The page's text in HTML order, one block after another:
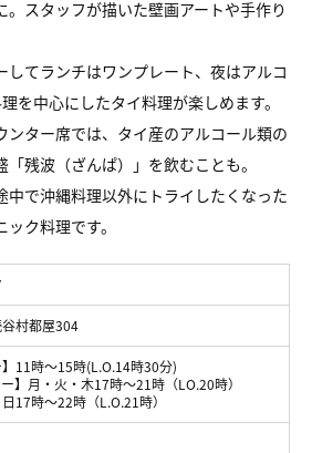
。スタッフが描いた壁画アートや手作り
してランチはワンプレート、夜はアルコ
を中心にしたタイ料理が楽しめます。
ンター席では、タイ産のアルコール類の
残波（ざんぱ）」を飲むことも。
中で沖縄料理以外にトライしたくなった
ク料理です。
村都屋304
】11時～15時(L.O.14時30分)
ー】月・火・木17時～21時（LO.20時）
17時～22時（L.O.21時）